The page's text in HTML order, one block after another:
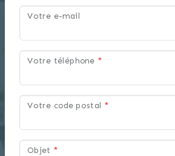
Votre e-mail
Votre téléphone *
Votre code postal *
Objet *